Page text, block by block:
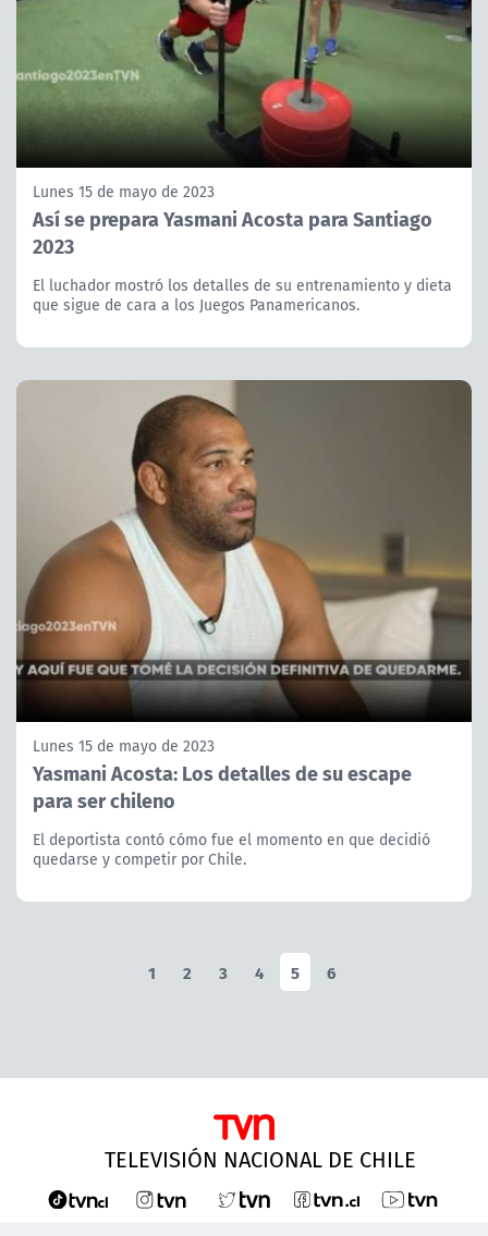
Lunes 15 de mayo de 2023
Así se prepara Yasmani Acosta para Santiago
2023
El luchador mostró los detalles de su entrenamiento y dieta
que sigue de cara a los Juegos Panamericanos.
Lunes 15 de mayo de 2023
Yasmani Acosta: Los detalles de su escape
para ser chileno
El deportista contó cómo fue el momento en que decidió
quedarse y competir por Chile.
1 2 3 4 5 6
TELEVISIÓN NACIONAL DE CHILE